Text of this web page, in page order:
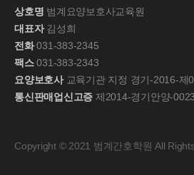
상호명 범계요양보호사교육원
대표자김성희
전화031-383-2345
팩스031-383-2343
요양보호사교육기관 지정 경기-2016-제
통신판매업신고증 제2014-경기안양-
Copyright © 2021 범계간호학원 All